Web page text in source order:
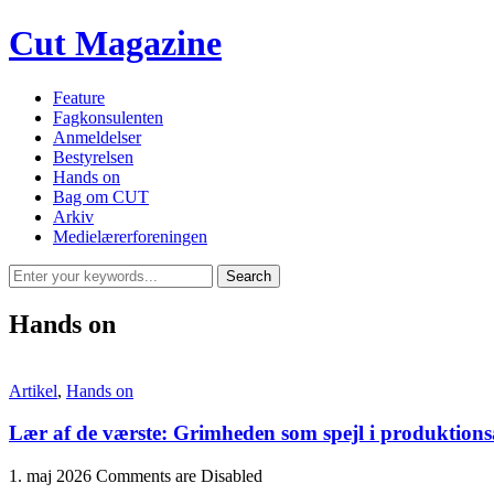
Cut Magazine
Feature
Fagkonsulenten
Anmeldelser
Bestyrelsen
Hands on
Bag om CUT
Arkiv
Medielærerforeningen
Hands on
Artikel, Hands on
Lær af de værste: Grimheden som spejl i
1. maj 2026 Comments are Disabled